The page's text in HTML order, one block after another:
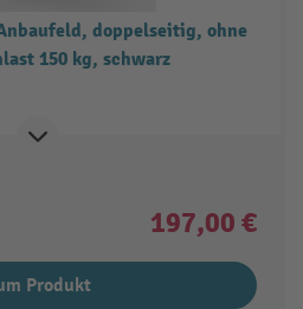
doppelseitig, ohne
150 kg, schwarz
197,00 €
Produkt